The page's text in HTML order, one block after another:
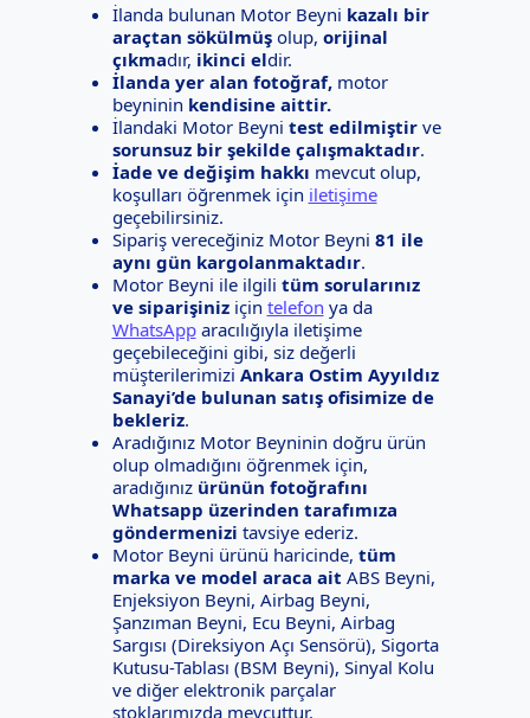
İlanda bulunan Motor Beyni kazalı bir
araçtan sökülmüşolup, orijinal
çıkmadır, ikinci eldir.
İlanda yer alan fotoğraf,motor
beyninin kendisine aittir.
İlandaki Motor Beyni test edilmiştirve
sorunsuz bir şekilde çalışmaktadır.
İade ve değişim hakkı mevcut olup,
koşulları öğrenmek için iletişime
geçebilirsiniz.
Sipariş vereceğiniz Motor Beyni 81 ile
aynı gün kargolanmaktadır.
Motor Beyni ile ilgili tüm sorularınız
ve siparişiniziçin telefon ya da
WhatsApparacılığıyla iletişime
geçebileceğini gibi, siz değerli
müşterilerimizi Ankara Ostim Ayyıldız
Sanayi’de bulunan satış ofisimize de
bekleriz.
Aradığınız Motor Beyninin doğru ürün
olup olmadığını öğrenmek için,
aradığınız ürünün fotoğrafını
Whatsapp üzerinden tarafımıza
göndermenizi tavsiye ederiz.
Motor Beyni ürünü haricinde, tüm
marka ve model araca ait ABS Beyni,
Enjeksiyon Beyni, Airbag Beyni,
Şanzıman Beyni, Ecu Beyni, Airbag
Sargısı (Direksiyon Açı Sensörü), Sigorta
Kutusu-Tablası (BSM Beyni), Sinyal Kolu
ve diğer elektronik parçalar
stoklarımızda mevcuttur.